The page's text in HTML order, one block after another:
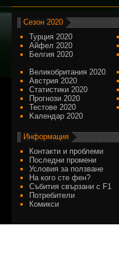
Сезон 2020
Турция 2020
Айфел 2020
Белгия 2020
Великобритания 2020
Австрия 2020
Статистики 2020
Прогнози 2020
Тестове 2020
Kалендар 2020
Информация
Контакти и проблеми
Последни промени
Условия за ползване
На кого сте фен?
Събития свързани с F1
Потребители
Комикси